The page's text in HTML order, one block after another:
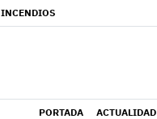
INCENDIOS
PORTADA ACTUALIDAD